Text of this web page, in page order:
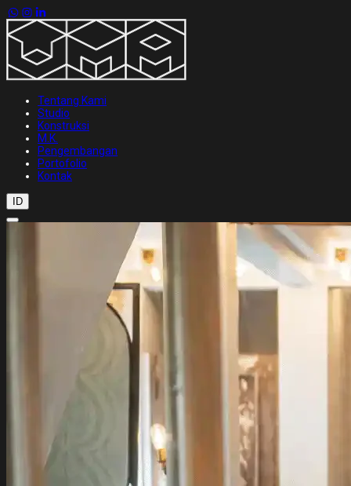
Tentang Kami
Studio
Konstruksi
M.K.
Pengembangan
Portofolio
Kontak
ID